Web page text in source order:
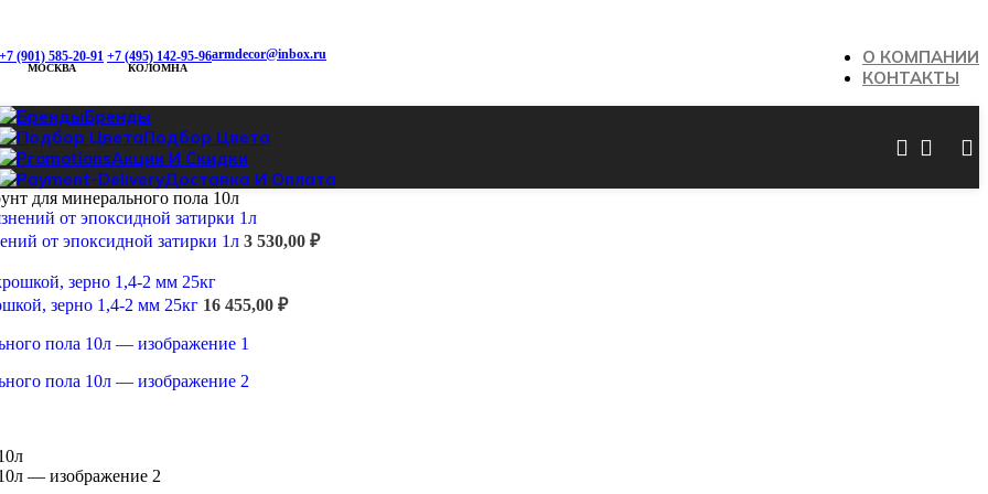
+7 (901) 585-20-91
МОСКВА
+7 (495) 142-95-96
КОЛОМНА
armdecor@inbox.ru
О КОМПАНИИ
КОНТАКТЫ
Бренды
Подбор Цвета
Акции И Скидки
Доставка И Оплата
для минерального пола 10л
от эпоксидной затирки 1л 3 530,00 ₽
зерно 1,4-2 мм 25кг 16 455,00 ₽